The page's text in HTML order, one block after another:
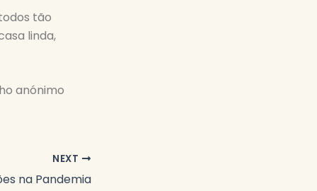
tão
linda,
anónimo
NEXT
na Pandemia